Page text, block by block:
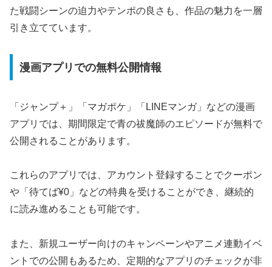
た戦闘シーンの迫力やテンポの良さも、作品の魅力を一層
引き立てています。
漫画アプリでの無料公開情報
「ジャンプ＋」「マガポケ」「LINEマンガ」などの漫画
アプリでは、期間限定で青の祓魔師のエピソードが無料で
公開されることがあります。
これらのアプリでは、アカウント登録することでクーポン
や「待てば¥0」などの特典を受けることができ、継続的
に読み進めることも可能です。
また、新規ユーザー向けのキャンペーンやアニメ連動イベ
ントでの公開もあるため、定期的なアプリのチェックが非